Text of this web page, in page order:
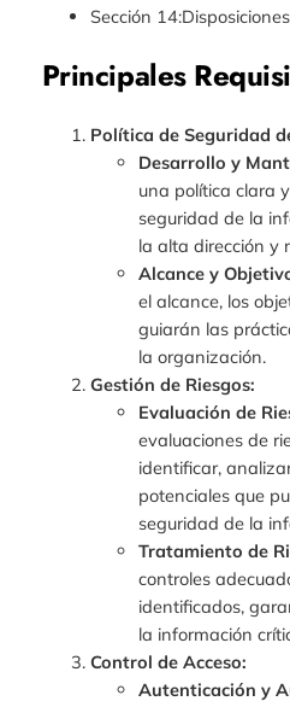
Sección
Principales
Política de Seguridad
Desarrollo y
una política clara
seguridad de la
la alta dirección y
Alcance y
el alcance, los
guiarán las
la organización.
Gestión de Riesgos:
Evaluación de
evaluaciones de
identificar,
potenciales que
seguridad de la
Tratamiento de
controles
identificados,
la información
Control de Acceso:
Autenticación y